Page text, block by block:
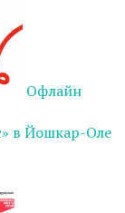
Офлайн
в Йошкар-Оле